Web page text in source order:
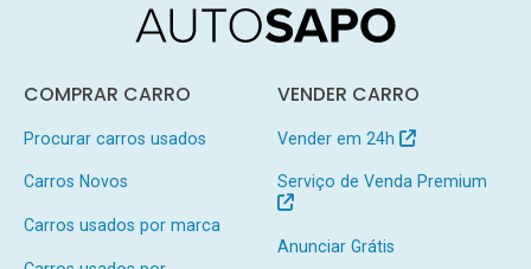
COMPRAR CARRO
Procurar carros usados
Carros Novos
Carros usados por marca
VENDER CARRO
Vender em 24h
Serviço de Venda Premium
Anunciar Grátis